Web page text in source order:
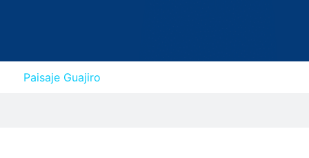
Paisaje Guajiro